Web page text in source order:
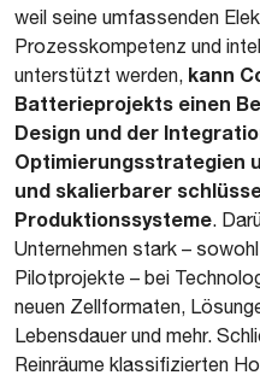
weil seine umfassenden
Prozesskompetenz und
unterstützt werden, kann
Batterieprojekts einen
Design und der
Optimierungsstrategien
und skalierbarer
Produktionssysteme.
Unternehmen stark –
Pilotprojekte – bei
neuen Zellformaten,
Lebensdauer und mehr.
Reinräume klassifizierten